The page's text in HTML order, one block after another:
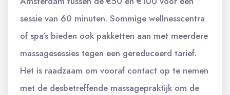
sessie van 60 minuten. Sommige wellnesscentra
of spa’s bieden ook pakketten aan met meerdere
massagesessies tegen een gereduceerd tarief.
Het is raadzaam om vooraf contact op te nemen
met de desbetreffende massagepraktijk om de